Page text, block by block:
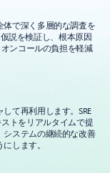
体で深く多層的な調査を
説を検証し、根本原因
ンコールの負担を軽減
て再利用します。SRE
トをリアルタイムで提
ステムの継続的な改善
します。